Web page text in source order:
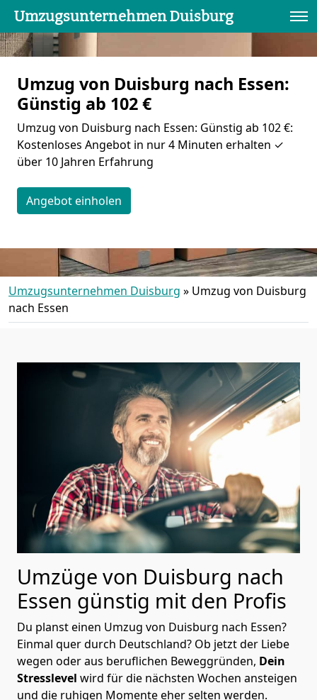
Umzugsunternehmen Duisburg
Umzug von Duisburg nach Essen:
Günstig ab 102 €
Umzug von Duisburg nach Essen: Günstig ab 102 €:
Kostenloses Angebot in nur 4 Minuten erhalten ✓
über 10 Jahren Erfahrung
Angebot einholen
Umzugsunternehmen Duisburg » Umzug von Duisburg
nach Essen
Umzüge von Duisburg nach
Essen günstig mit den Profis
Du planst einen Umzug von Duisburg nach Essen?
Einmal quer durch Deutschland? Ob jetzt der Liebe
wegen oder aus beruflichen Beweggründen, Dein
Stresslevel wird für die nächsten Wochen ansteigen
und die ruhigen Momente eher selten werden.